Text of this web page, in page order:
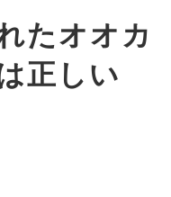
たオオカ
正しい